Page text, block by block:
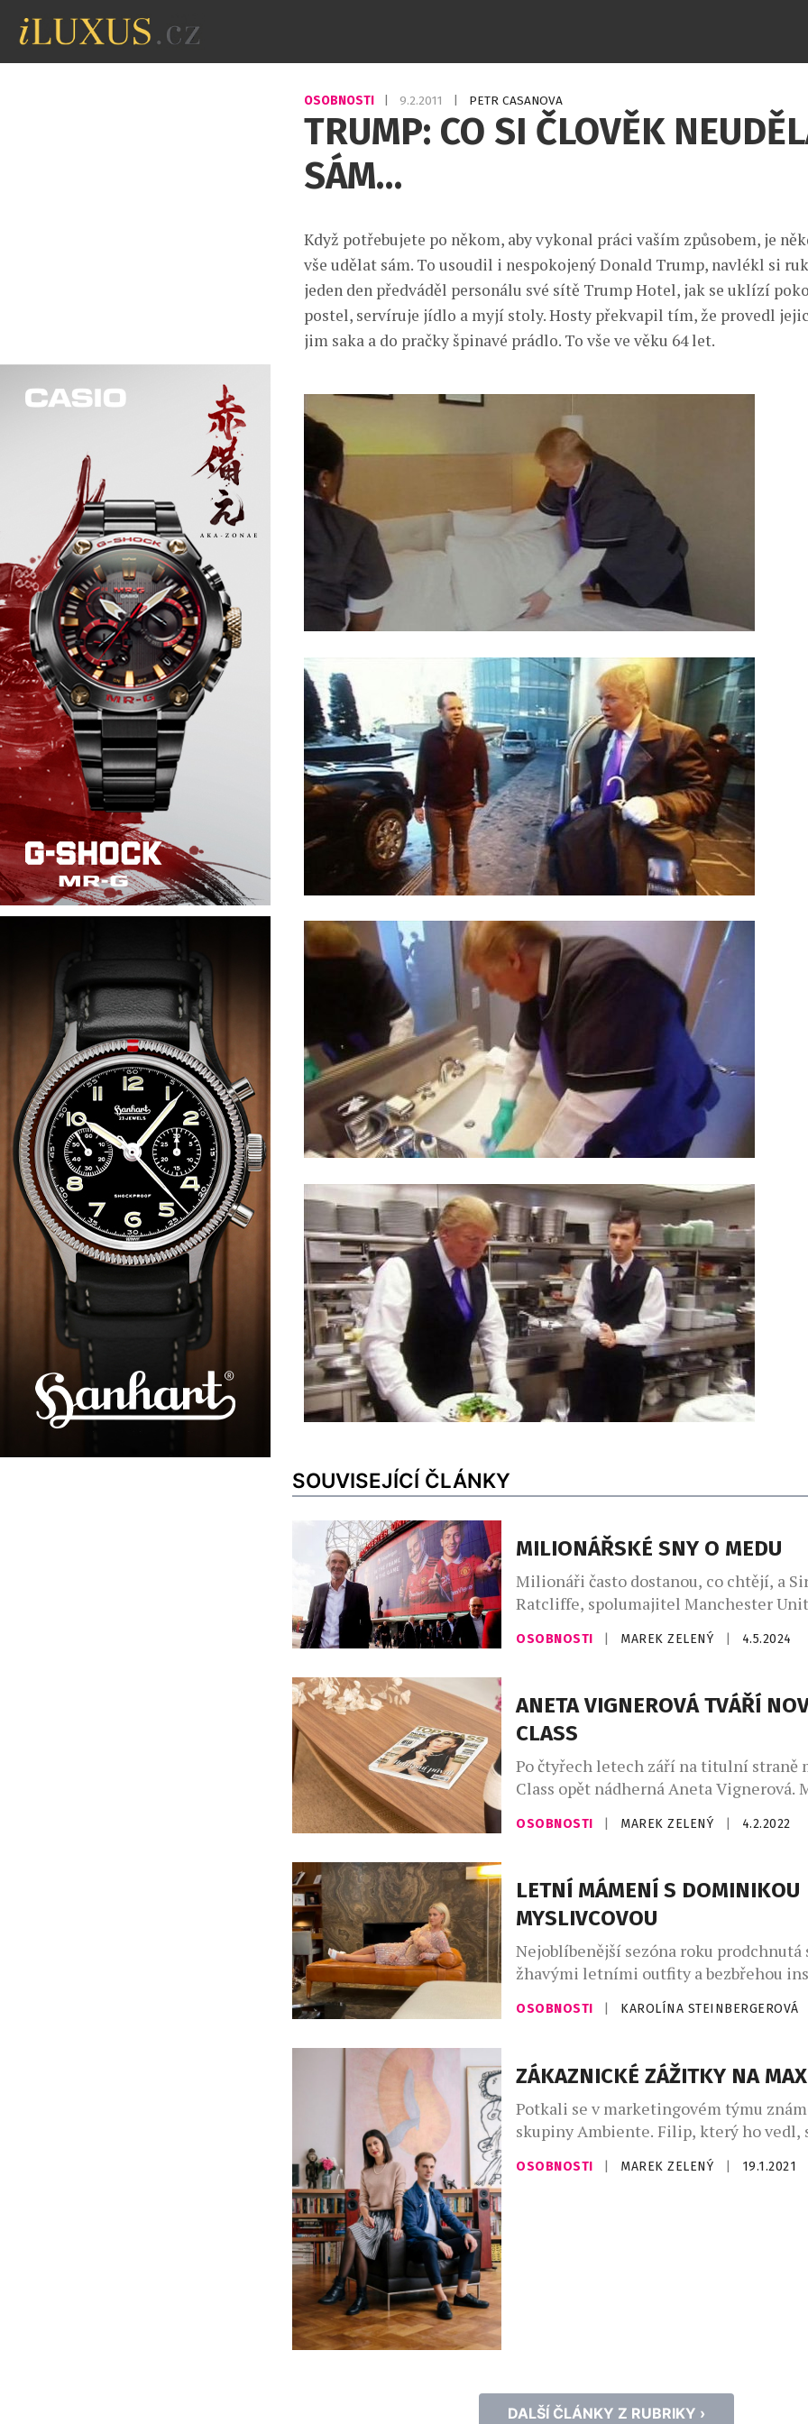
OSOBNOSTI 9.2.2011 PETR CASANOVA
TRUMP: CO SI ČLOVĚK
SÁM…
Když potřebujete po někom, aby vykonal práci vaším způsobem, je
vše udělat sám. To usoudil i nespokojený Donald Trump, navlékl si
jeden den předváděl personálu své sítě Trump Hotel, jak se uklízí
postel, servíruje jídlo a myjí stoly. Hosty překvapil tím, že provedl
jim saka a do pračky špinavé prádlo. To vše ve věku 64 let.
SOUVISEJÍCÍ ČLÁNKY
MILIONÁŘSKÉ SNY O MEDU
Milionáři často dostanou, co chtějí, a
Ratcliffe, spolumajitel Manchester
plánování vyhrál spor se sousedem
za společností Ineos a má majetek v
miliardy dolarů, byl obviněn z přeměny
sedmiakrového pozemku v Hampshire’s
OSOBNOSTI MAREK ZELENÝ 4.5.2024
ANETA VIGNEROVÁ TVÁŘÍ
CLASS
Po čtyřech letech září na titulní straně
Class opět nádherná Aneta Vignerová.
letošního ročníku prezentuje ve
briliantovým náhrdelníkem české
diamonds v hodnotě převyšující milion
rámci celé fotostory ji sety této […]
OSOBNOSTI MAREK ZELENÝ 4.2.2022
LETNÍ MÁMENÍ S DOMINIKOU
MYSLIVCOVOU
Nejoblíbenější sezóna roku prodchnutá
žhavými letními outfity a bezbřehou
která boří hranice nemožného a otevírá
známá blogerka, youtuberka a modelka
Myslivcová, která se před objektivem
proměnila v nádhernou a okouzlující
OSOBNOSTI KAROLÍNA STEINBERGEROVÁ
ZÁKAZNICKÉ ZÁŽITKY NA
Potkali se v marketingovém týmu
skupiny Ambiente. Filip, který ho vedl,
že ho jednou v této roli nahradí.
OSOBNOSTI MAREK ZELENÝ 19.1.2021
DALŠÍ ČLÁNKY Z RUBRIKY ›